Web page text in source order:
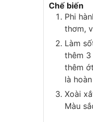
Chế biến
Phi
thơm,
Làm
thêm 3
thêm
là
Xoài
Màu